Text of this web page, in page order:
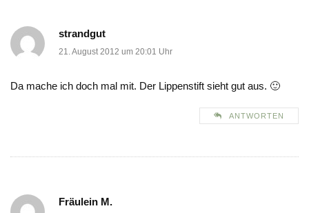
strandgut
21. August 2012 um 20:01 Uhr
Da mache ich doch mal mit. Der Lippenstift sieht gut aus. 🙂
ANTWORTEN
Fräulein M.